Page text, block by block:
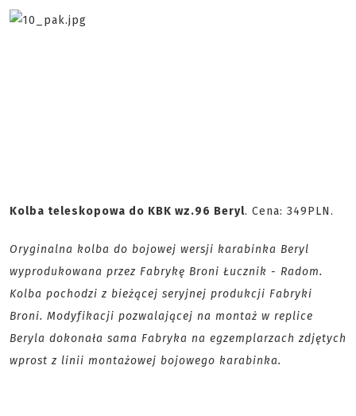
Kolba teleskopowa do KBK wz.96 Beryl. Cena: 349PLN.
Oryginalna kolba do bojowej wersji karabinka Beryl
wyprodukowana przez Fabrykę Broni Łucznik - Radom.
Kolba pochodzi z bieżącej seryjnej produkcji Fabryki
Broni. Modyfikacji pozwalającej na montaż w replice
Beryla dokonała sama Fabryka na egzemplarzach zdjętych
wprost z linii montażowej bojowego karabinka.